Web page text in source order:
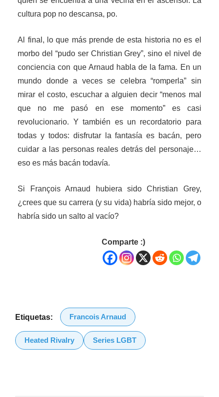
cultura pop no descansa, po.
Al final, lo que más prende de esta historia no es el
morbo del “pudo ser Christian Grey”, sino el nivel de
conciencia con que Arnaud habla de la fama. En un
mundo donde a veces se celebra “romperla” sin
mirar el costo, escuchar a alguien decir “menos mal
que no me pasó en ese momento” es casi
revolucionario. Y también es un recordatorio para
todas y todos: disfrutar la fantasía es bacán, pero
cuidar a las personas reales detrás del personaje…
eso es más bacán todavía.
Si François Arnaud hubiera sido Christian Grey,
¿crees que su carrera (y su vida) habría sido mejor, o
habría sido un salto al vacío?
Comparte :)
Etiquetas: Francois Arnaud
Heated Rivalry Series LGBT